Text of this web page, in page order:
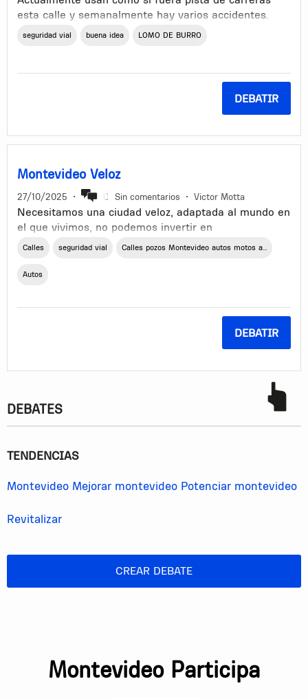
esta calle y semanalmente hay varios accidentes.
Sería muy útil que pusieran en ese punto un lomo de
seguridad vial buena idea LOMO DE BURRO
DEBATIR
Montevideo Veloz
27/10/2025 • Sin comentarios • Victor Motta
Necesitamos una ciudad veloz, adaptada al mundo en
el que vivimos, no podemos invertir en
infraestructura que vaya en detrimento de esto.
para que las calles y avenidas sean más ágiles, esto
Con pequeñas intervenciones en ensanches,
Calles seguridad vial Calles pozos Montevideo autos motos a...
Autos
DEBATIR
DEBATES
TENDENCIAS
Montevideo Mejorar montevideo Potenciar montevideo
Revitalizar
CREAR DEBATE
Montevideo Participa